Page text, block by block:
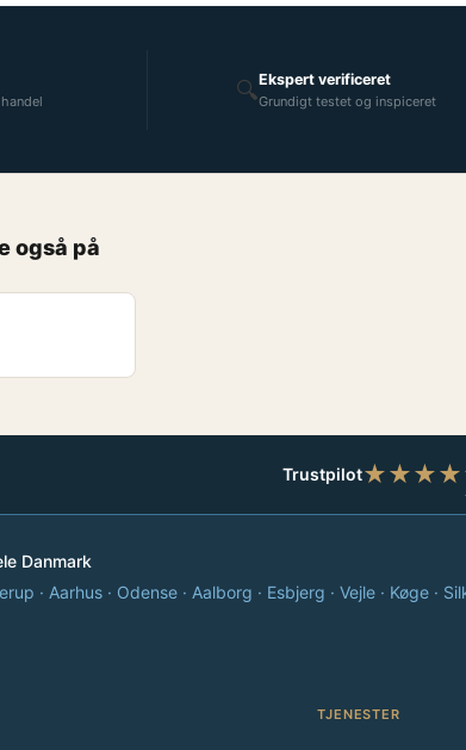
🔍Ekspert verificeret
Grundigt testet og inspiceret
også på
Trustpilot★★★★
Danmark
· Aarhus · Odense · Aalborg · Esbjerg · Vejle · Køge ·
TJENESTER